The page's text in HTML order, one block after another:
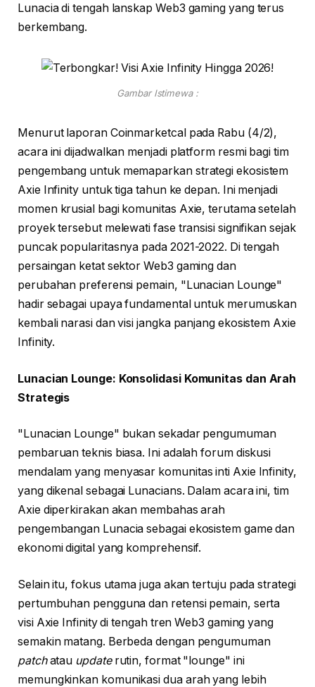
Lunacia di tengah lanskap Web3 gaming yang terus
berkembang.
Gambar Istimewa :
Menurut laporan Coinmarketcal pada Rabu (4/2),
acara ini dijadwalkan menjadi platform resmi bagi tim
pengembang untuk memaparkan strategi ekosistem
Axie Infinity untuk tiga tahun ke depan. Ini menjadi
momen krusial bagi komunitas Axie, terutama setelah
proyek tersebut melewati fase transisi signifikan sejak
puncak popularitasnya pada 2021-2022. Di tengah
persaingan ketat sektor Web3 gaming dan
perubahan preferensi pemain, "Lunacian Lounge"
hadir sebagai upaya fundamental untuk merumuskan
kembali narasi dan visi jangka panjang ekosistem Axie
Infinity.
Lunacian Lounge: Konsolidasi Komunitas dan Arah
Strategis
"Lunacian Lounge" bukan sekadar pengumuman
pembaruan teknis biasa. Ini adalah forum diskusi
mendalam yang menyasar komunitas inti Axie Infinity,
yang dikenal sebagai Lunacians. Dalam acara ini, tim
Axie diperkirakan akan membahas arah
pengembangan Lunacia sebagai ekosistem game dan
ekonomi digital yang komprehensif.
Selain itu, fokus utama juga akan tertuju pada strategi
pertumbuhan pengguna dan retensi pemain, serta
visi Axie Infinity di tengah tren Web3 gaming yang
semakin matang. Berbeda dengan pengumuman
patchatau updaterutin, format "lounge" ini
memungkinkan komunikasi dua arah yang lebih